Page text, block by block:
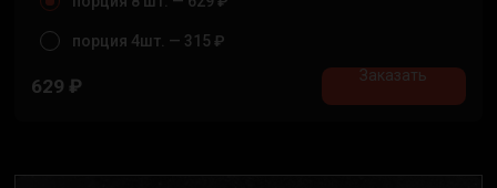
порция 4шт. — 315 ₽
629 ₽ Заказать